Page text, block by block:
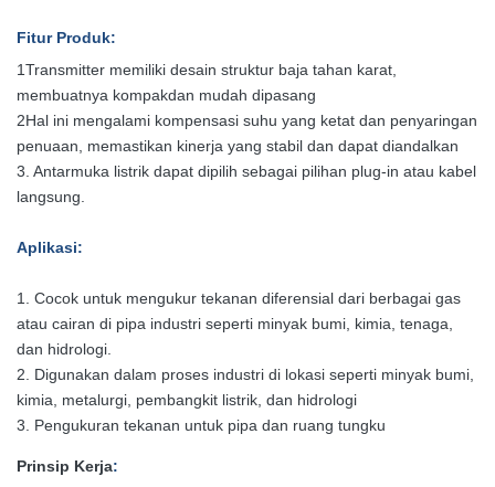
Fitur Produk:
1Transmitter memiliki desain struktur baja tahan karat,
membuatnya kompakdan mudah dipasang
2Hal ini mengalami kompensasi suhu yang ketat dan penyaringan
penuaan, memastikan kinerja yang stabil dan dapat diandalkan
3. Antarmuka listrik dapat dipilih sebagai pilihan plug-in atau kabel
langsung.
Aplikasi:
1. Cocok untuk mengukur tekanan diferensial dari berbagai gas
atau cairan di pipa industri seperti minyak bumi, kimia, tenaga,
dan hidrologi.
2. Digunakan dalam proses industri di lokasi seperti minyak bumi,
kimia, metalurgi, pembangkit listrik, dan hidrologi
3. Pengukuran tekanan untuk pipa dan ruang tungku
Prinsip Kerja: